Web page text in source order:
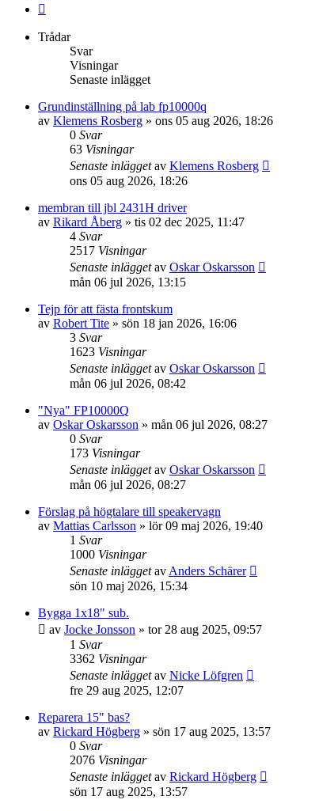
Trådar
Svar
Visningar
Senaste inlägget
Grundinställning på lab fp10000q
av Klemens Rosberg » ons 05 aug 2026, 18:26
0 Svar
63 Visningar
Senaste inläggetav Klemens Rosberg
ons 05 aug 2026, 18:26
membran till jbl 2431H driver
av Rikard Åberg » tis 02 dec 2025, 11:47
4 Svar
2517 Visningar
Senaste inläggetav Oskar Oskarsson
mån 06 jul 2026, 13:15
Tejp för att fästa frontskum
av Robert Tite » sön 18 jan 2026, 16:06
3 Svar
1623 Visningar
Senaste inläggetav Oskar Oskarsson
mån 06 jul 2026, 08:42
"Nya" FP10000Q
av Oskar Oskarsson » mån 06 jul 2026, 08:27
0 Svar
173 Visningar
Senaste inläggetav Oskar Oskarsson
mån 06 jul 2026, 08:27
Förslag på högtalare till speakervagn
av Mattias Carlsson » lör 09 maj 2026, 19:40
1 Svar
1000 Visningar
Senaste inläggetav Anders Schärer
sön 10 maj 2026, 15:34
Bygga 1x18" sub.
av Jocke Jonsson » tor 28 aug 2025, 09:57
1 Svar
3362 Visningar
Senaste inläggetav Nicke Löfgren
fre 29 aug 2025, 12:07
Reparera 15" bas?
av Rickard Högberg » sön 17 aug 2025, 13:57
0 Svar
2076 Visningar
Senaste inläggetav Rickard Högberg
sön 17 aug 2025, 13:57